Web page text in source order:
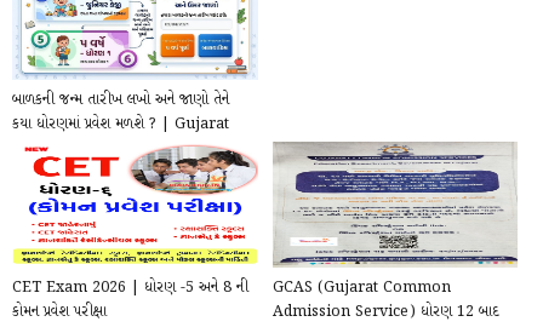
બાળકની જન્મ તારીખ લખો અને જાણો તેને
કયા ધોરણમાં પ્રવેશ મળશે ? | Gujarat
School A...
CET Exam 2026 | ધોરણ -5 અને 8 ની
કોમન પ્રવેશ પરીક્ષા
GCAS (Gujarat Common
Admission Service) ધોરણ 12 બાદ